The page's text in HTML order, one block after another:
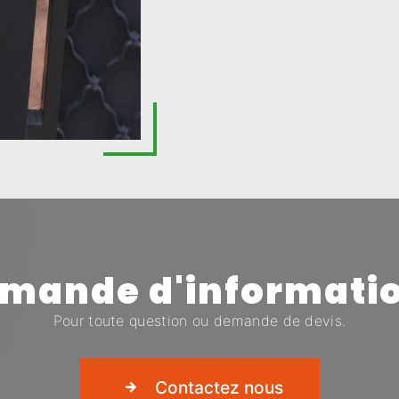
Pour toute question ou demande de devis.
Contactez nous